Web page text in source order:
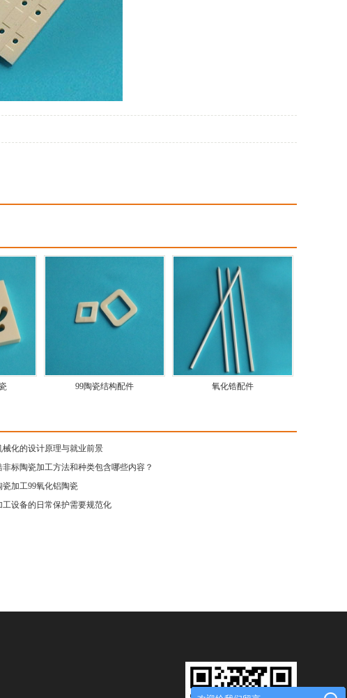
99陶瓷结构配件 氧化锆配件
械化的设计原理与就业前景
非标陶瓷加工方法和种类包含哪些内容？
瓷加工99氧化铝陶瓷
工设备的日常保护需要规范化